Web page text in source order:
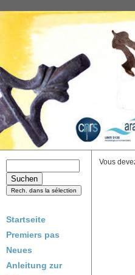
Startseite
Premiers pas
Neues
Anleitung zur
Vous